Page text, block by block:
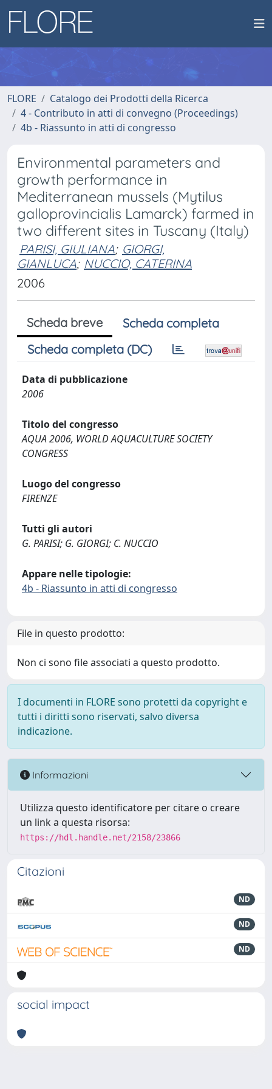
FLORE
Catalogo dei Prodotti della Ricerca
4 - Contributo in atti di convegno (Proceedings)
4b - Riassunto in atti di congresso
Environmental parameters and
growth performance in
Mediterranean mussels (Mytilus
galloprovincialis Lamarck) farmed in
two different sites in Tuscany (Italy)
PARISI, GIULIANA; GIORGI,
GIANLUCA; NUCCIO, CATERINA
2006
Scheda breve
Scheda completa
Scheda completa (DC)
Data di pubblicazione
2006
Titolo del congresso
AQUA 2006, WORLD AQUACULTURE SOCIETY
CONGRESS
Luogo del congresso
FIRENZE
Tutti gli autori
G. PARISI; G. GIORGI; C. NUCCIO
Appare nelle tipologie:
4b - Riassunto in atti di congresso
File in questo prodotto:
Non ci sono file associati a questo prodotto.
I documenti in FLORE sono protetti da copyright e
tutti i diritti sono riservati, salvo diversa
indicazione.
Informazioni
Utilizza questo identificatore per citare o creare
un link a questa risorsa:
https://hdl.handle.net/2158/23866
Citazioni
ND
ND
ND
social impact